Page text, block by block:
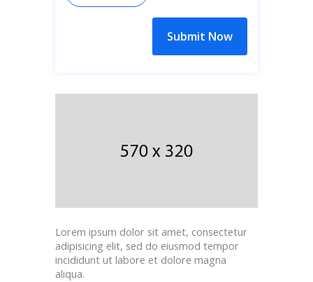
Submit Now
Lorem ipsum dolor sit amet, consectetur
adipisicing elit, sed do eiusmod tempor
incididunt ut labore et dolore magna
aliqua.